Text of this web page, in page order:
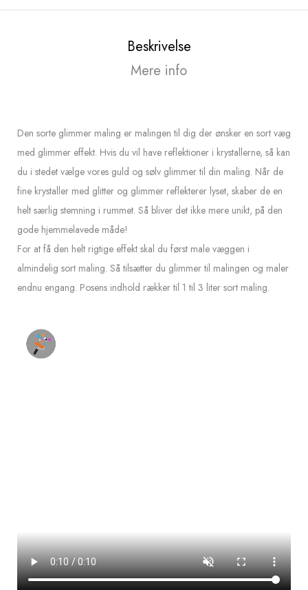
Beskrivelse
Mere info
Den sorte glimmer maling er malingen til dig der ønsker en sort væg
med glimmer effekt. Hvis du vil have reflektioner i krystallerne, så kan
du i stedet vælge vores guld og sølv glimmer til din maling. Når de
fine krystaller med glitter og glimmer reflekterer lyset, skaber de en
helt særlig stemning i rummet. Så bliver det ikke mere unikt, på den
gode hjemmelavede måde!
For at få den helt rigtige effekt skal du først male væggen i
almindelig sort maling. Så tilsætter du glimmer til malingen og maler
endnu engang. Posens indhold rækker til 1 til 3 liter sort maling.